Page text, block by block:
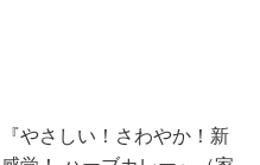
『やさしい！さわやか！新